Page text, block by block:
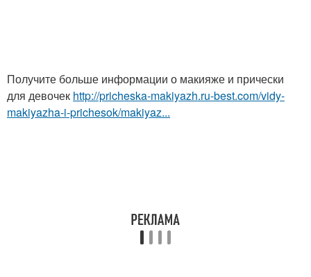
Получите больше информации о макияже и прически
для девочек http://pricheska-makiyazh.ru-best.com/vidy-
makiyazha-i-prichesok/makiyaz...